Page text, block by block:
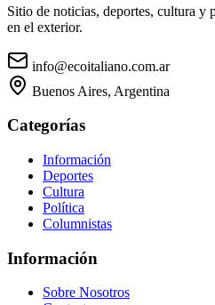
Sitio de noticias, deportes, cultura y
en el exterior.
info@ecoitaliano.com.ar
Buenos Aires, Argentina
Categorías
Información
Deportes
Cultura
Política
Columnistas
Información
Sobre Nosotros